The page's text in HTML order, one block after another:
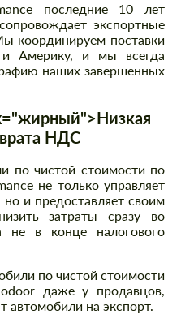
последние 10 лет
экспортные
координируем поставки
Америку, и мы всегда
наших завершенных
НДС
по чистой стоимости по
не только управляет
и предоставляет своим
затраты сразу во
не в конце налогового
по чистой стоимости
даже у продавцов,
автомобили на экспорт.